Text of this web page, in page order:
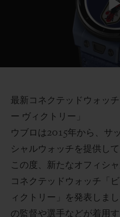
最新コネクテッドウォッ
ー ヴィクトリー」
ウブロは2015年から、サ
シャルウォッチを提供して
この度、新たなオフィシ
コネクテッドウォッチ「
ィクトリー」を発表しま
の監督や選手などが着用
SECURE PAYMENT